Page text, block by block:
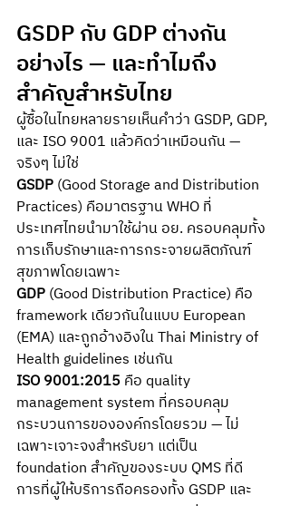
GSDP กับ GDP ต่างกัน
อย่างไร — และทำไมถึง
สำคัญสำหรับไทย
ผู้ซื้อในไทยหลายรายเห็นคำว่า GSDP, GDP,
และ ISO 9001 แล้วคิดว่าเหมือนกัน —
จริงๆ ไม่ใช่
GSDP (Good Storage and Distribution
Practices) คือมาตรฐาน WHO ที่
ประเทศไทยนำมาใช้ผ่าน อย. ครอบคลุมทั้ง
การเก็บรักษาและการกระจายผลิตภัณฑ์
สุขภาพโดยเฉพาะ
GDP (Good Distribution Practice) คือ
framework เดียวกันในแบบ European
(EMA) และถูกอ้างอิงใน Thai Ministry of
Health guidelines เช่นกัน
ISO 9001:2015 คือ quality
management system ที่ครอบคลุม
กระบวนการขององค์กรโดยรวม — ไม่
เฉพาะเจาะจงสำหรับยา แต่เป็น
foundation สำคัญของระบบ QMS ที่ดี
การที่ผู้ให้บริการถือครองทั้ง GSDP และ